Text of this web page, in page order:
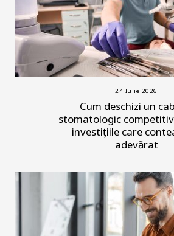
24 Iulie 2026
Cum deschizi un
stomatologic
investițiile care
adevărat